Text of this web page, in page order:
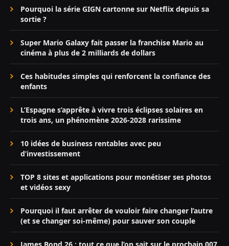
Pourquoi la série GIGN cartonne sur Netflix depuis sa
sortie ?
Super Mario Galaxy fait passer la franchise Mario au
cinéma à plus de 2 milliards de dollars
Ces habitudes simples qui renforcent la confiance des
enfants
L’Espagne s’apprête à vivre trois éclipses solaires en
trois ans, un phénomène 2026-2028 rarissime
10 idées de business rentables avec peu
d’investissement
TOP 8 sites et applications pour monétiser ses photos
et vidéos sexy
Pourquoi il faut arrêter de vouloir faire changer l’autre
(et se changer soi-même) pour sauver son couple